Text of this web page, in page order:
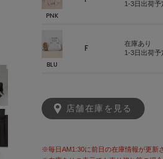
PNK
1-3日出荷予
BLU
F
在庫あり
1-3日出荷予
店舗在庫を見る
※毎日AM1:30に前日の在庫情報が更新